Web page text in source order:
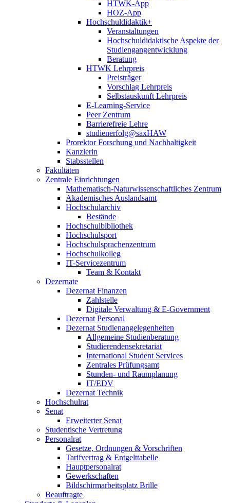
HTWK-App
HOZ-App
Hochschuldidaktik+
Veranstaltungen
Hochschuldidaktische Aspekte der
Studiengangentwicklung
Beratung
HTWK Lehrpreis
Preisträger
Vorschlag Lehrpreis
Selbstauskunft Lehrpreis
E-Learning-Service
Peer Zentrum
Barrierefreie Lehre
studienerfolg@saxHAW
Prorektor Forschung und Nachhaltigkeit
Kanzlerin
Stabsstellen
Fakultäten
Zentrale Einrichtungen
Mathematisch-Naturwissenschaftliches Zentrum
Akademisches Auslandsamt
Hochschularchiv
Bestände
Hochschulbibliothek
Hochschulsport
Hochschulsprachenzentrum
Hochschulkolleg
IT-Servicezentrum
Team & Kontakt
Dezernate
Dezernat Finanzen
Zahlstelle
Digitale Verwaltung & E-Government
Dezernat Personal
Dezernat Studienangelegenheiten
Allgemeine Studienberatung
Studierendensekretariat
International Student Services
Zentrales Prüfungsamt
Stunden- und Raumplanung
IT/EDV
Dezernat Technik
Hochschulrat
Senat
Erweiterter Senat
Studentische Vertretung
Personalrat
Gesetze, Ordnungen & Vorschriften
Tarifvertrag & Entgelttabelle
Hauptpersonalrat
Gewerkschaften
Bildschirmarbeitsplatz Brille
Beauftragte